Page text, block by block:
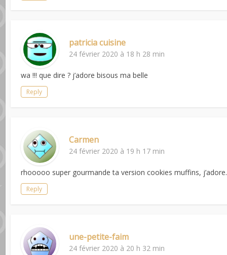
patricia cuisine
24 février 2020 à 18 h 28 min
wa !!! que dire ? j’adore bisous ma belle
Reply
Carmen
24 février 2020 à 19 h 17 min
rhooooo super gourmande ta version cookies muffins,
Reply
une-petite-faim
24 février 2020 à 20 h 32 min